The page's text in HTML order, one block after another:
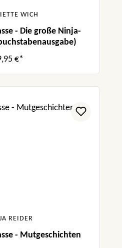
WICH
- Die große Ninja-
€*
REIDER
- Mutgeschichten